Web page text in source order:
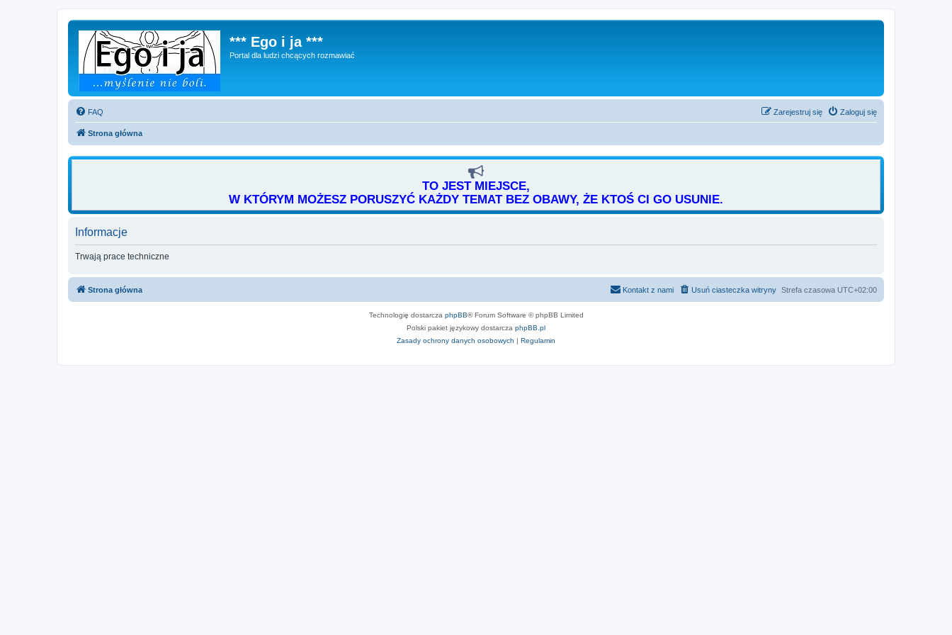
*** Ego i ja ***
Portal dla ludzi chcących rozmawiać
FAQ Zaloguj się
Zarejestruj się
Strona główna
TO JEST MIEJSCE,
W KTÓRYM MOŻESZ PORUSZYĆ KAŻDY TEMAT BEZ OBAWY, ŻE KTOŚ CI GO USUNIE.
Informacje
Trwają prace techniczne
Strona główna Strefa czasowa UTC+02:00
Usuń ciasteczka witryny
Kontakt z nami
Technologię dostarcza phpBB® Forum Software © phpBB Limited
Polski pakiet językowy dostarcza phpBB.pl
Zasady ochrony danych osobowych | Regulamin